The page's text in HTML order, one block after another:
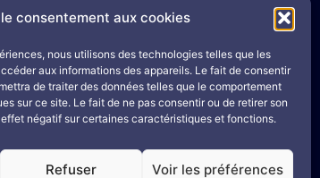
consentement aux cookies
nous utilisons des technologies telles que les
aux informations des appareils. Le fait de consentir
de traiter des données telles que le comportement
sur ce site. Le fait de ne pas consentir ou de retirer son
négatif sur certaines caractéristiques et fonctions.
Refuser Voir les préférences